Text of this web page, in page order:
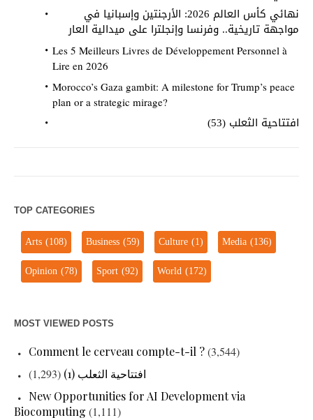
نهائي كأس العالم 2026: الأرجنتين وإسبانيا في
مواجهة تاريخية.. وفرنسا وإنجلترا على ميدالية العار
Les 5 Meilleurs Livres de Développement Personnel à
Lire en 2026
Morocco’s Gaza gambit: A milestone for Trump’s peace
plan or a strategic mirage?
افتتاحية الثعلب (53)
TOP CATEGORIES
Arts(108) Business(59) Culture(1) Media(136)
Opinion(78) Sport(92) World(172)
MOST VIEWED POSTS
Comment le cerveau compte-t-il ?(3,544)
افتتاحية الثعلب (1)
(1,293)
New Opportunities for AI Development via
Biocomputing (1,111)